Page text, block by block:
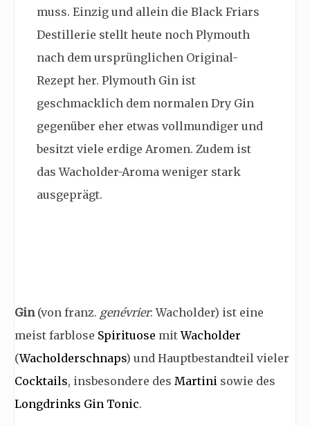
muss. Einzig und allein die Black Friars
Destillerie stellt heute noch Plymouth
nach dem ursprünglichen Original-
Rezept her. Plymouth Gin ist
geschmacklich dem normalen Dry Gin
gegenüber eher etwas vollmundiger und
besitzt viele erdige Aromen. Zudem ist
das Wacholder-Aroma weniger stark
ausgeprägt.
Gin(von franz. genévrier: Wacholder) ist eine
meist farblose Spirituose mitWacholder
(Wacholderschnaps) und Hauptbestandteil vieler
Cocktails, insbesondere des Martini sowie des
Longdrinks Gin Tonic.